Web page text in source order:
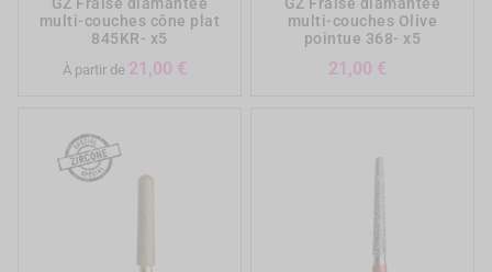
GZ Fraise diamantée
multi-couches cône plat
845KR- x5
À partir de 21,00 €
GZ Fraise diamantée
multi-couches Olive
pointue 368- x5
21,00 €